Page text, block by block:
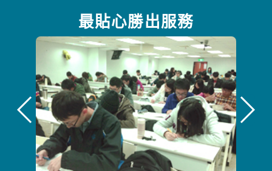
最貼心勝出服務